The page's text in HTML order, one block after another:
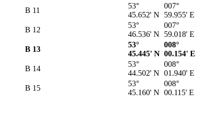
B 11
53°
45.652' N
007°
59.955' E
B 12
53°
46.536' N
007°
59.018' E
B 13
53°
45.445' N
008°
00.154' E
B 14
53°
44.502' N
008°
01.940' E
B 15
53°
45.160' N
008°
00.115' E